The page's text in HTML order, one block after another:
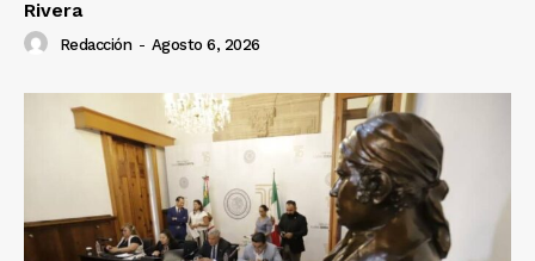
Rivera
Redacción - Agosto 6, 2026